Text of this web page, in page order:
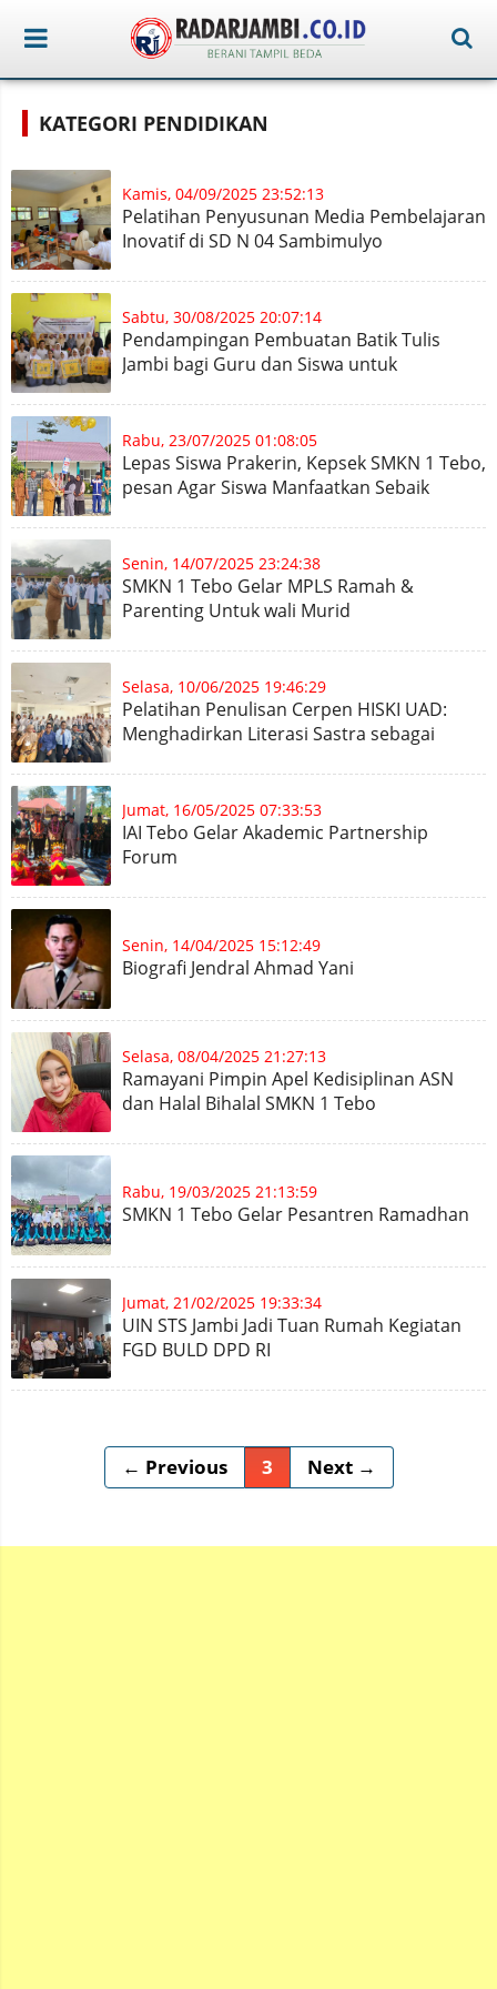
KATEGORI PENDIDIKAN
Kamis, 04/09/2025 23:52:13
Pelatihan Penyusunan Media Pembelajaran
Inovatif di SD N 04 Sambimulyo
Sabtu, 30/08/2025 20:07:14
Pendampingan Pembuatan Batik Tulis
Jambi bagi Guru dan Siswa untuk
Rabu, 23/07/2025 01:08:05
Lepas Siswa Prakerin, Kepsek SMKN 1 Tebo,
pesan Agar Siswa Manfaatkan Sebaik
Senin, 14/07/2025 23:24:38
SMKN 1 Tebo Gelar MPLS Ramah &
Parenting Untuk wali Murid
Selasa, 10/06/2025 19:46:29
Pelatihan Penulisan Cerpen HISKI UAD:
Menghadirkan Literasi Sastra sebagai
Jumat, 16/05/2025 07:33:53
IAI Tebo Gelar Akademic Partnership
Forum
Senin, 14/04/2025 15:12:49
Biografi Jendral Ahmad Yani
Selasa, 08/04/2025 21:27:13
Ramayani Pimpin Apel Kedisiplinan ASN
dan Halal Bihalal SMKN 1 Tebo
Rabu, 19/03/2025 21:13:59
SMKN 1 Tebo Gelar Pesantren Ramadhan
Jumat, 21/02/2025 19:33:34
UIN STS Jambi Jadi Tuan Rumah Kegiatan
FGD BULD DPD RI
← Previous 3 Next →